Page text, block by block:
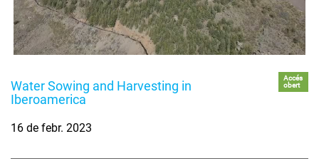
Water Sowing and Harvesting in
Iberoamerica
Accés
obert
16 de febr. 2023